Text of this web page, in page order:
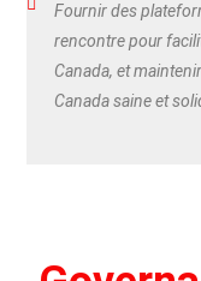
Fournir des
rencontre pour
Canada, et
Canada saine et